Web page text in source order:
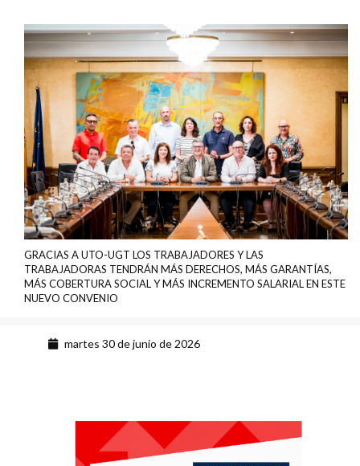
GRACIAS A UTO-UGT LOS TRABAJADORES Y LAS
TRABAJADORAS TENDRÁN MÁS DERECHOS, MÁS GARANTÍAS,
MÁS COBERTURA SOCIAL Y MÁS INCREMENTO SALARIAL EN ESTE
NUEVO CONVENIO
martes 30 de junio de 2026